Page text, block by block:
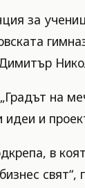
за
на
и
в